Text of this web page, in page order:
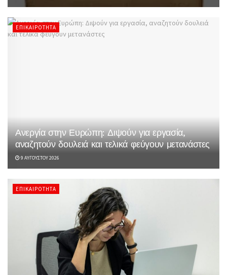
ΕΠΙΚΑΙΡΌΤΗΤΑ
Ανεργία στην Ευρώπη: Διψούν για εργασία,
αναζητούν δουλειά και τελικά φεύγουν μετανάστες
9 ΑΥΓΟΎΣΤΟΥ 2026
ΕΠΙΚΑΙΡΌΤΗΤΑ